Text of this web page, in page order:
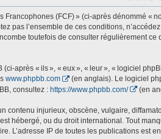
Francophones (FCF) » (ci-après dénommé «
pas l’ensemble de ces conditions,
toutefois de consulter régulièrement
après « ils », « eux », « leur », « logiciel
www.phpbb.com
(en anglais). Le logiciel
consultez : https://www.phpbb.com/ (en
contenu injurieux, obscène, vulgaire,
hébergé, ou du droit international. Tout
L’adresse IP de toutes les publications est